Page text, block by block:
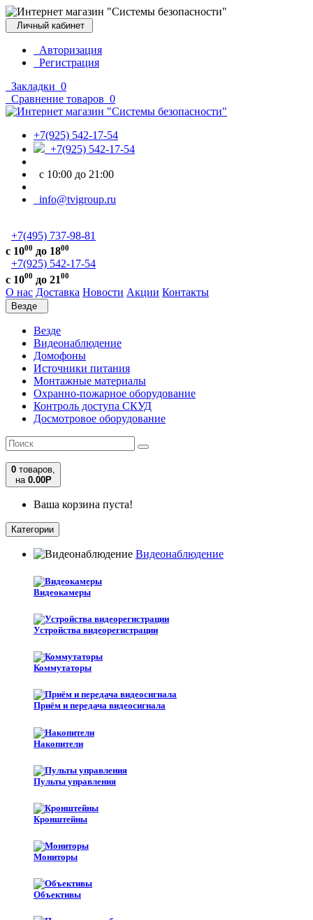
Личный кабинет
Авторизация
Регистрация
Закладки 0
Сравнение товаров 0
+7(925) 542-17-54
+7(925) 542-17-54
с 10:00 до 21:00
info@tvigroup.ru
+7(495) 737-98-81
с 1000 до 1800
+7(925) 542-17-54
с 1000 до 2100
О нас Доставка Новости Акции Контакты
Везде
Везде
Видеонаблюдение
Домофоны
Источники питания
Монтажные материалы
Охранно-пожарное оборудование
Контроль доступа СКУД
Досмотровое оборудование
0 товаров,
на 0.00Р
Ваша корзина пуста!
Категории
Видеонаблюдение
Видеокамеры
Устройства видеорегистрации
Коммутаторы
Приём и передача видеосигнала
Накопители
Пульты управления
Кронштейны
Мониторы
Объективы